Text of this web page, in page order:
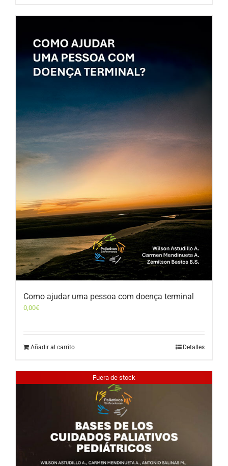
Como ajudar uma pessoa com doença terminal
0,00€
Añadir al carrito Detalles
Fuera de stock